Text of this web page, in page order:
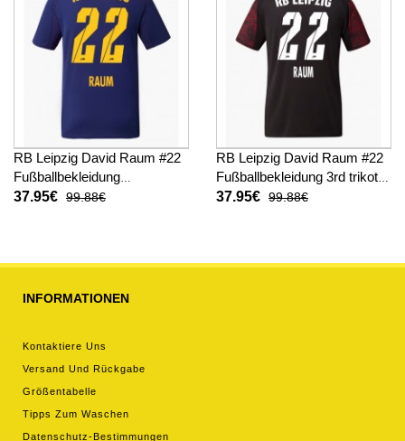
RB Leipzig David Raum #22
Fußballbekleidung
Auswärtstrikot 2025-26
37.95€ 99.88€
RB Leipzig David Raum #22
Fußballbekleidung 3rd trikot
2025-26 Kurzarm
37.95€ 99.88€
INFORMATIONEN
Kontaktiere Uns
Versand Und Rückgabe
Größentabelle
Tipps Zum Waschen
Datenschutz-Bestimmungen